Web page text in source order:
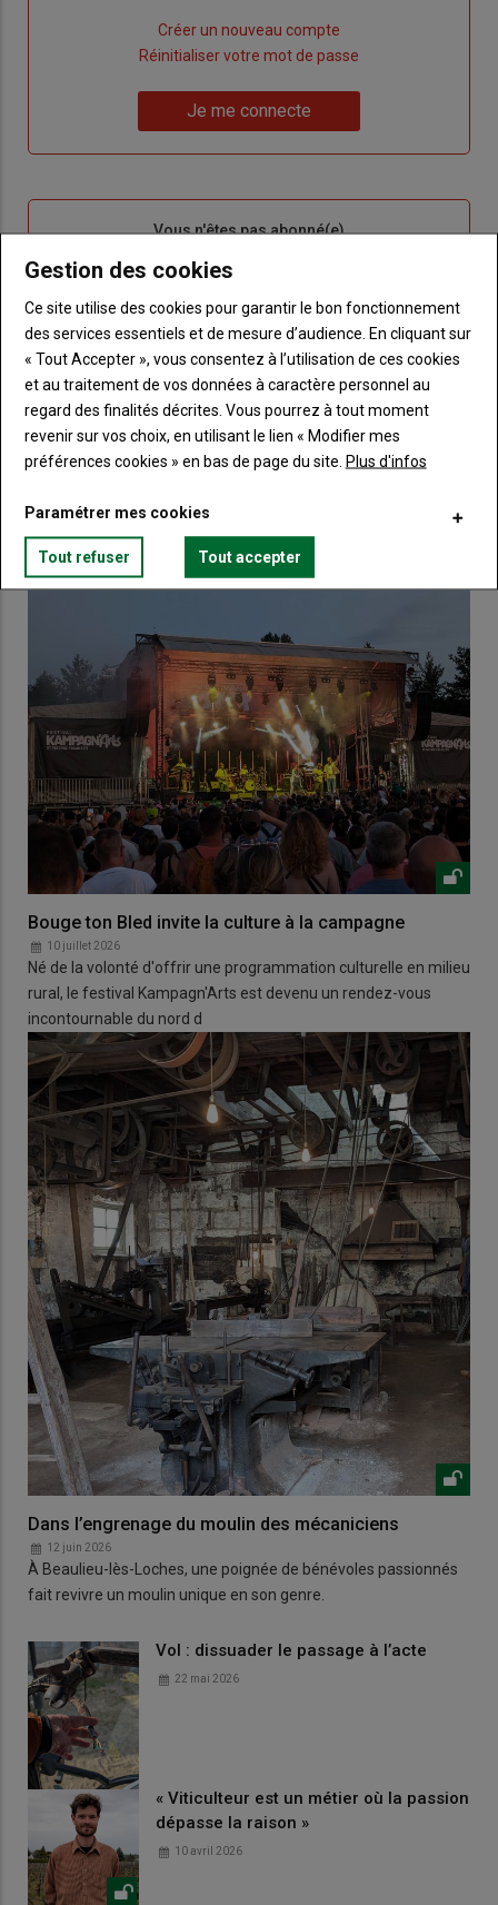
Créer un nouveau compte
de
Réinitialiser votre mot de passe
me
Je me connecte
Sous-
Vous n'êtes pas abonné(e)
TITRE CRÉEZ UN COMPTE
BodyChoisissez votre formule et créez votre
compte pour accéder à tout Terre de
Touraine.
Lien Créez un compte
VOUS AIMEREZ AUSSI
Bouge ton Bled invite la culture à la campagne
10 juillet 2026
Né de la volonté d'offrir une programmation culturelle en milieu
rural, le festival Kampagn'Arts est devenu un rendez-vous
incontournable du nord d
Dans l’engrenage du moulin des mécaniciens
12 juin 2026
À Beaulieu-lès-Loches, une poignée de bénévoles passionnés
fait revivre un moulin unique en son genre.
Vol : dissuader le passage à l’acte
22 mai 2026
« Viticulteur est un métier où la passion
dépasse la raison »
10 avril 2026
Gestion des cookies
Ce site utilise des cookies pour garantir le bon fonctionnement
des services essentiels et de mesure d’audience. En cliquant sur
« Tout Accepter », vous consentez à l’utilisation de ces cookies
et au traitement de vos données à caractère personnel au
regard des finalités décrites. Vous pourrez à tout moment
revenir sur vos choix, en utilisant le lien « Modifier mes
préférences cookies » en bas de page du site. Plus d'infos
Paramétrer mes cookies
Tout refuser Tout accepter